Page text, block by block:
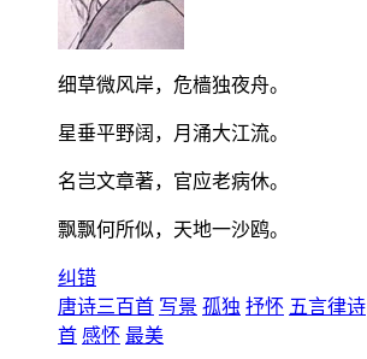
细草微风岸，危樯独夜舟。
星垂平野阔，月涌大江流。
名岂文章著，官应老病休。
飘飘何所似，天地一沙鸥。
纠错
唐诗三百首 写景 孤独 抒怀 五言律诗
首 感怀 最美